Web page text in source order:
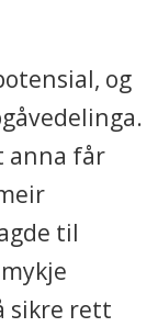
og
anna får
til
sikre rett